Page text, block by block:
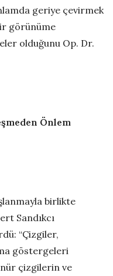
geriye çevirmek
görünüme
olduğunu Op. Dr.
Önlem
birlikte
Sandıkcı
“Çizgiler,
göstergeleri
çizgilerin ve